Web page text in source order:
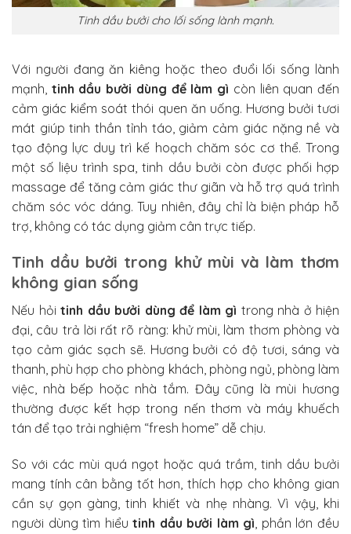
Tinh dầu bưởi cho lối sống lành mạnh.
Với người đang ăn kiêng hoặc theo đuổi lối sống lành
mạnh, tinh dầu bưởi dùng để làm gì còn liên quan đến
cảm giác kiểm soát thói quen ăn uống. Hương bưởi tươi
mát giúp tinh thần tỉnh táo, giảm cảm giác nặng nề và
tạo động lực duy trì kế hoạch chăm sóc cơ thể. Trong
một số liệu trình spa, tinh dầu bưởi còn được phối hợp
massage để tăng cảm giác thư giãn và hỗ trợ quá trình
chăm sóc vóc dáng. Tuy nhiên, đây chỉ là biện pháp hỗ
trợ, không có tác dụng giảm cân trực tiếp.
Tinh dầu bưởi trong khử mùi và làm thơm
không gian sống
Nếu hỏi tinh dầu bưởi dùng để làm gì trong nhà ở hiện
đại, câu trả lời rất rõ ràng: khử mùi, làm thơm phòng và
tạo cảm giác sạch sẽ. Hương bưởi có độ tươi, sáng và
thanh, phù hợp cho phòng khách, phòng ngủ, phòng làm
việc, nhà bếp hoặc nhà tắm. Đây cũng là mùi hương
thường được kết hợp trong nến thơm và máy khuếch
tán để tạo trải nghiệm “fresh home” dễ chịu.
So với các mùi quá ngọt hoặc quá trầm, tinh dầu bưởi
mang tính cân bằng tốt hơn, thích hợp cho không gian
cần sự gọn gàng, tinh khiết và nhẹ nhàng. Vì vậy, khi
người dùng tìm hiểutinh dầu bưởi làm gì, phần lớn đều